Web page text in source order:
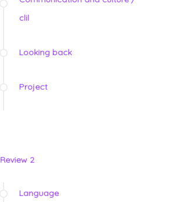
clil
Looking back
Project
Review 2
Language